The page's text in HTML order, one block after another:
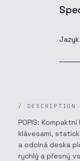
Jazyk
DESCRIPTION
POPIS:
klávesami,
a odolná deska
rychlý a přesný